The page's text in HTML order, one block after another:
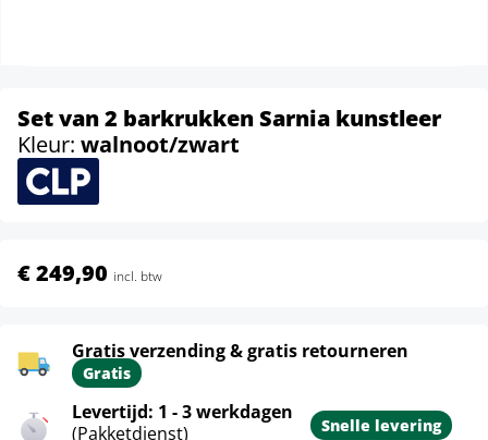
Set van 2 barkrukken Sarnia kunstleer
Kleur: walnoot/zwart
€ 249,90 incl. btw
Gratis verzending & gratis retourneren
Gratis
Levertijd: 1 - 3 werkdagen
(Pakketdienst)
Snelle levering